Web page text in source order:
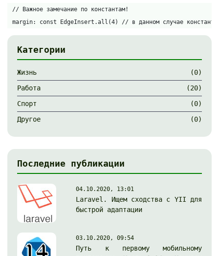
// Важное замечание по константам!
margin: const EdgeInsert.all(4) // в данном случае константа
Категории
Жизнь
(0)
Работа
(20)
Спорт
(0)
Другое
(0)
Последние публикации
04.10.2020, 13:01
Laravel. Ищем сходства с YII для
быстрой адаптации
03.10.2020, 09:54
Путь к первому мобильному